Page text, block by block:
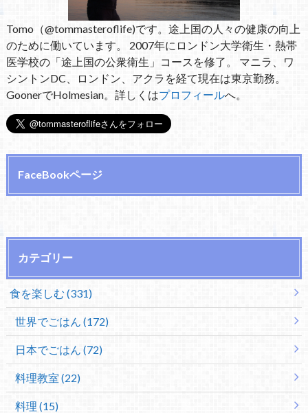
Tomo（@tommasteroflife)です。途上国の人々の健康の向上
のために働いています。 2007年にロンドン大学衛生・熱帯
医学校の「途上国の公衆衛生」コースを修了。 マニラ、ワ
シントンDC、ロンドン、アクラを経て現在は東京勤務。
GoonerでHolmesian。詳しくはプロフィールへ。
FaceBookページ
カテゴリー
食を楽しむ (331)
世界でごはん (172)
日本でごはん (72)
料理教室 (22)
料理 (15)